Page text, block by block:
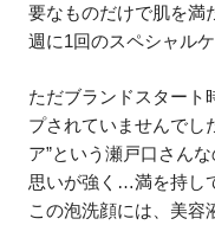
要なものだけで肌を満
週に1回のスペシャル
ただブランドスタート
プされていませんでし
ア”という瀬戸口さん
思いが強く…満を持し
この泡洗顔には、美容